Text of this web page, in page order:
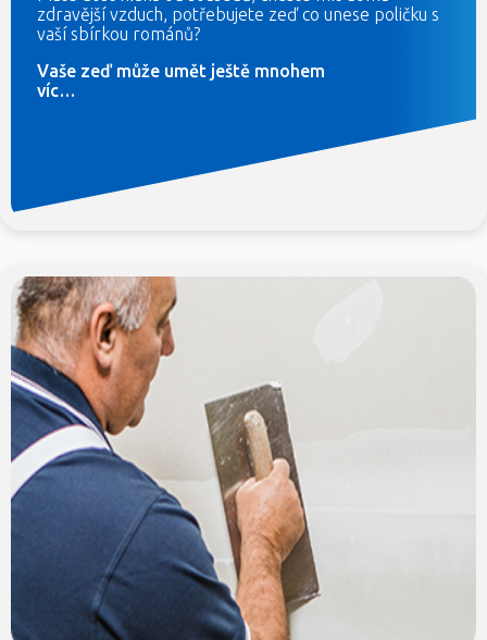
zdravější vzduch, potřebujete zeď co unese poličku s
vaší sbírkou románů?
Vaše zeď může umět ještě mnohem
víc…